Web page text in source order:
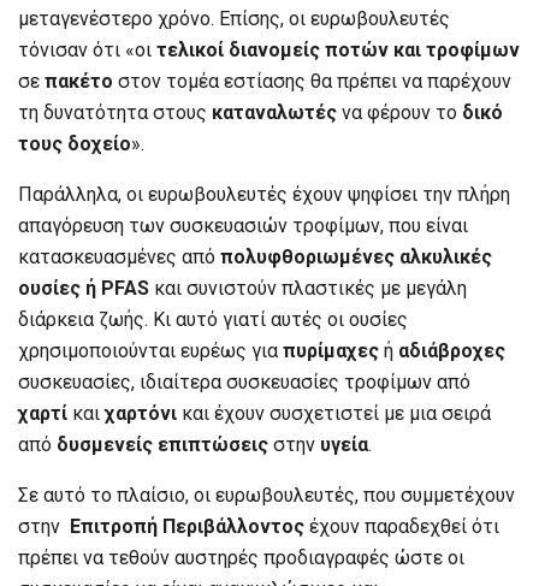
μεταγενέστερο χρόνο. Επίσης, οι ευρωβουλευτές
τόνισαν ότι «οι τελικοί διανομείς ποτών και τροφίμων
σε πακέτο στον τομέα εστίασης θα πρέπει να παρέχουν
τη δυνατότητα στους καταναλωτές να φέρουν το δικό
τους δοχείο».
Παράλληλα, οι ευρωβουλευτές έχουν ψηφίσει την πλήρη
απαγόρευση των συσκευασιών τροφίμων, που είναι
κατασκευασμένες από πολυφθοριωμένες αλκυλικές
ουσίες ή PFAS και συνιστούν πλαστικές με μεγάλη
διάρκεια ζωής. Κι αυτό γιατί αυτές οι ουσίες
χρησιμοποιούνται ευρέως για πυρίμαχες ή αδιάβροχες
συσκευασίες, ιδιαίτερα συσκευασίες τροφίμων από
χαρτί καιχαρτόνι και έχουν συσχετιστεί με μια σειρά
από δυσμενείς επιπτώσεις στην υγεία.
Σε αυτό το πλαίσιο, οι ευρωβουλευτές, που συμμετέχουν
στην Επιτροπή Περιβάλλοντος έχουν παραδεχθεί ότι
πρέπει να τεθούν αυστηρές προδιαγραφές ώστε οι